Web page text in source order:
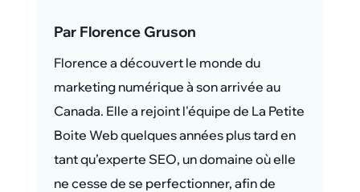
Par Florence Gruson
Florence a découvert le monde du
marketing numérique à son arrivée au
Canada. Elle a rejoint l'équipe de La Petite
Boite Web quelques années plus tard en
tant qu’experte SEO, un domaine où elle
ne cesse de se perfectionner, afin de